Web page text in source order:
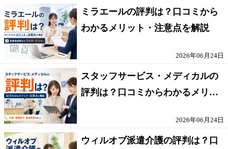
ミラエールの評判は？口コミから
わかるメリット・注意点を解説
2026年06月24日
スタッフサービス・メディカルの
評判は？口コミからわかるメリッ
2026年06月24日
ウィルオブ派遣介護の評判は？口